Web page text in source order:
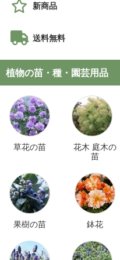
新商品
送料無料
植物の苗・種・園芸用品
草花の苗
花木 庭木の
苗
果樹の苗 鉢花